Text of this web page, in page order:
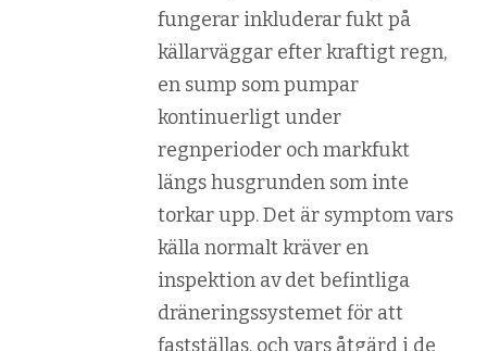
fungerar inkluderar fukt på
källarväggar efter kraftigt regn,
en sump som pumpar
kontinuerligt under
regnperioder och markfukt
längs husgrunden som inte
torkar upp. Det är symptom vars
källa normalt kräver en
inspektion av det befintliga
dräneringssystemet för att
fastställas, och vars åtgärd i de